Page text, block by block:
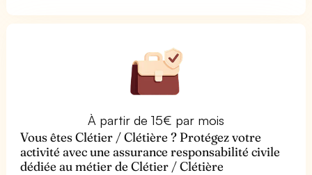
À partir de 15€ par mois
Vous êtes Clétier / Clétière ? Protégez votre
activité avec une assurance responsabilité civile
dédiée au métier de Clétier / Clétière